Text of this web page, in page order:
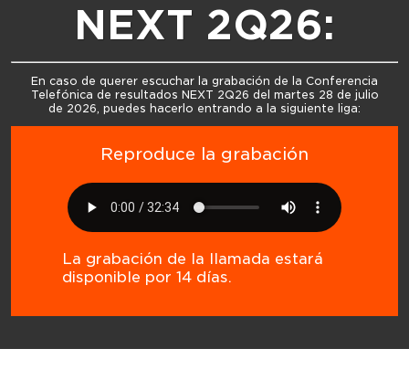
NEXT 2Q26:
En caso de querer escuchar la grabación de la Conferencia
Telefónica de resultados NEXT 2Q26 del martes 28 de julio
de 2026, puedes hacerlo entrando a la siguiente liga:
Reproduce la grabación
La grabación de la llamada estará
disponible por 14 días.